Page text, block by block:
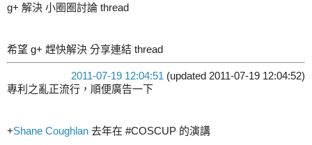
g+ 解決 小圈圈討論 thread
希望 g+ 趕快解決 分享連結 thread
2011-07-19 12:04:51 (updated 2011-07-19 12:04:52)
專利之亂正流行，順便廣告一下
+Shane Coughlan 去年在 #COSCUP 的演講